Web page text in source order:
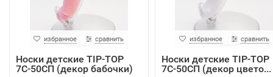
избранное сравнить
Носки детские TIP-TOP
7С-50СП (декор бабочки)
избранное сравнить
Носки детские TIP-TOP
7С-50СП (декор цвето...